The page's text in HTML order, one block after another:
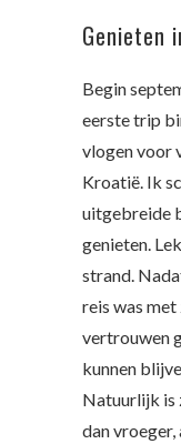
Genieten
Begin
eerste trip
vlogen voor
Kroatië. Ik
uitgebreide
genieten.
strand.
reis was met
vertrouwen
kunnen
Natuurlijk is
dan vroeger,